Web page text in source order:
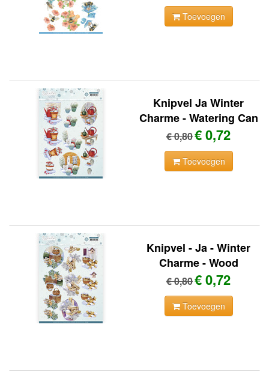
Toevoegen
Knipvel Ja Winter
Charme - Watering Can
€ 0,80€ 0,72
Toevoegen
Knipvel - Ja - Winter
Charme - Wood
€ 0,80€ 0,72
Toevoegen